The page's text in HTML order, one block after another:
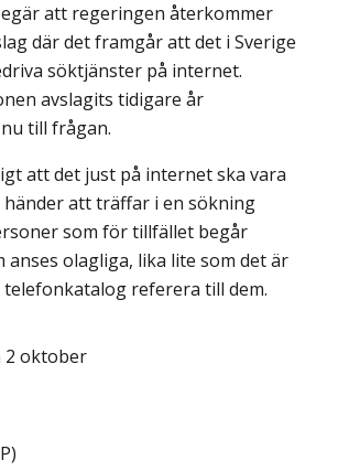
att regeringen återkommer
där det framgår att det i Sverige
söktjänster på internet.
avslagits tidigare år
till frågan.
att det just på internet ska vara
att träffar i en sökning
som för tillfället begår
anses olagliga, lika lite som det är
referera till dem.
2 oktober